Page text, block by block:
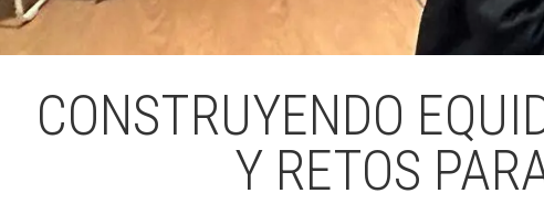
CONSTRUYENDO
Y RETOS